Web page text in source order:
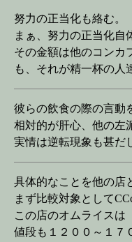
努力の正当化も絡む。
まぁ、努力の正当化自
その金額は他のコン
も、それが精一杯の人
彼らの飲食の際の言動
相対的が肝心、他の左
実情は逆転現象も甚だ
具体的なことを他の店
まず比較対象として
この店のオムライスは
値段も１２００～１７